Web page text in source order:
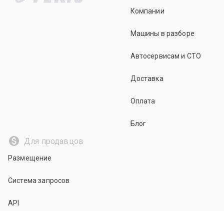
Компании
Машины в разборе
Автосервисам и СТО
Доставка
Оплата
Блог
Для продавцов
Размещение
Система запросов
API